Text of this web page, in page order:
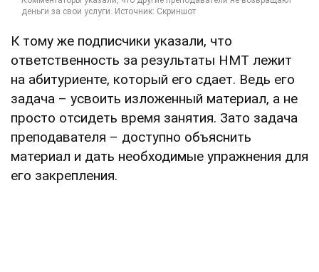
К тому же подписчики указали, что
ответственность за результаты НМТ лежит
на абитуриенте, который его сдает. Ведь его
задача – усвоить изложенный материал, а не
просто отсидеть время занятия. Зато задача
преподавателя – доступно объяснить
материал и дать необходимые упражнения для
его закрепления.